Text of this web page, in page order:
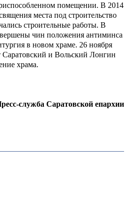
помещении. В 2014
места под строительство
строительные работы. В
чин положения антиминса
в новом храме. 26 ноября
и Вольский Лонгин
храма.
служба Саратовской епархии